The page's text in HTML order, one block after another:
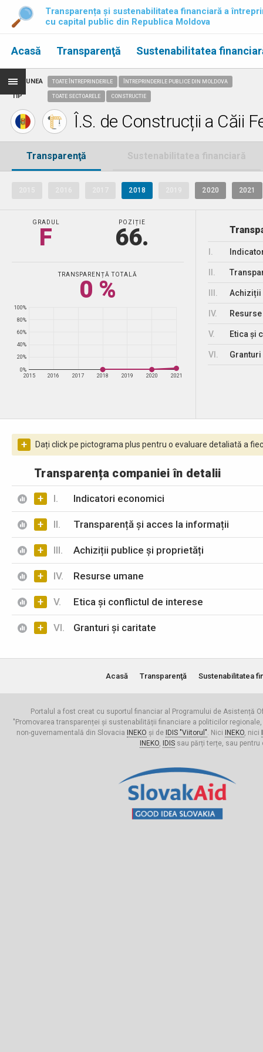
Transparența și sustenabilitatea financiară a
cu capital public din Republica Moldova
Acasă Transparenţă Sustenabilitatea
REGIUNEA
TIP
TOATE ÎNTREPRINDERILE ÎNTREPRINDERILE PUBLICE DIN MOLDOVA
TOATE SECTOARELE CONSTRUCTIE
Î.S. de Construcții a Căii
Transparenţă Sustenabilitatea financiară
2018 2020 2021
GRADUL
F
POZIȚIE
66.
TRANSPARENȚĂ TOTALĂ
0 %
2015 2016 2017 2018 2019 2020 2021
0%
20%
40%
60%
80%
100%
Achiziții
IV.
V. Etica și
VI.
+ Dați click pe pictograma plus pentru o evaluare detaliată a
Transparența companiei în detalii
+ I. Indicatori economici
+ II. Transparență și acces la informații
+ III. Achiziții publice și proprietăți
+ IV. Resurse umane
+ V. Etica și conflictul de interese
+ VI. Granturi și caritate
Acasă Transparenţă Sustenabilitatea
Portalul a fost creat cu suportul financiar al Programului de Asistență
"Promovarea transparenței și sustenabilității financiare a politicilor
non-guvernamentală din Slovacia
INEKO și de IDIS "Viitorul". Nici INEKO, nici
INEKO, IDISsau părți terțe, sau pentru